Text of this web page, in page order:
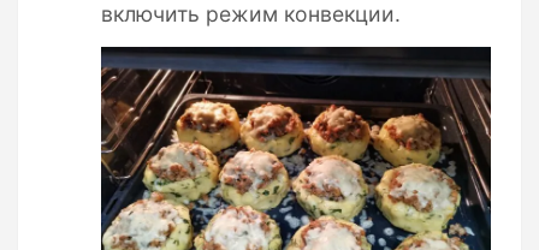
включить режим конвекции.